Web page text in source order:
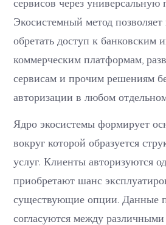
Экосистемный метод позволяет
обретать доступ к банковским
коммерческим платформам,
сервисам и прочим решениям
авторизации в любом
Ядро экосистемы формирует
вокруг которой образуется
услуг. Клиенты авторизуются
приобретают шанс
существующие опции. Данные
согласуются между